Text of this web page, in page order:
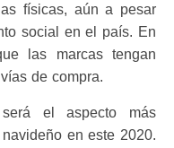
físicas, aún a pesar
social en el país. En
las marcas tengan
de compra.
el aspecto más
en este 2020.